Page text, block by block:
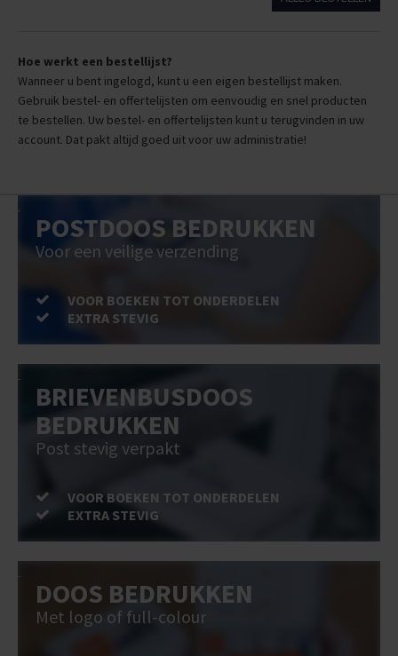
Hoe werkt een bestellijst?
Wanneer u bent ingelogd, kunt u een eigen bestellijst maken.
Gebruik bestel- en offertelijsten om eenvoudig en snel producten
te bestellen. Uw bestel- en offertelijsten kunt u terugvinden in uw
account. Dat pakt altijd goed uit voor uw administratie!
POSTDOOS BEDRUKKEN
Voor een veilige verzending
VOOR BOEKEN TOT ONDERDELEN
EXTRA STEVIG
BRIEVENBUSDOOS
BEDRUKKEN
Post stevig verpakt
VOOR BOEKEN TOT ONDERDELEN
EXTRA STEVIG
DOOS BEDRUKKEN
Met logo of full-colour